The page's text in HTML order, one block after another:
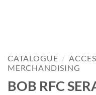
CATALOGUE /
MERCHANDISING
BOB RFC